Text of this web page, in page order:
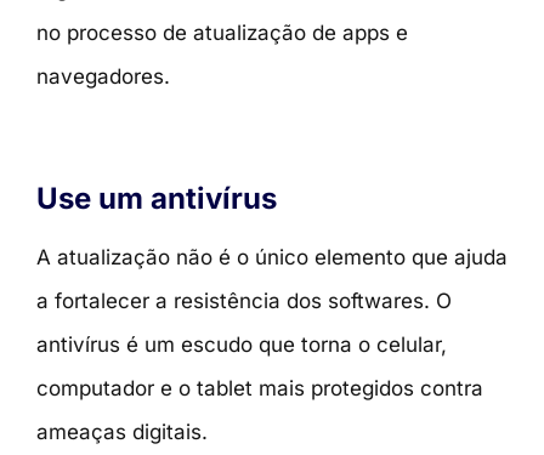
no processo de atualização de apps e
navegadores.
Use um antivírus
A atualização não é o único elemento que ajuda
a fortalecer a resistência dos softwares. O
antivírus é um escudo que torna o celular,
computador e o tablet mais protegidos contra
ameaças digitais.